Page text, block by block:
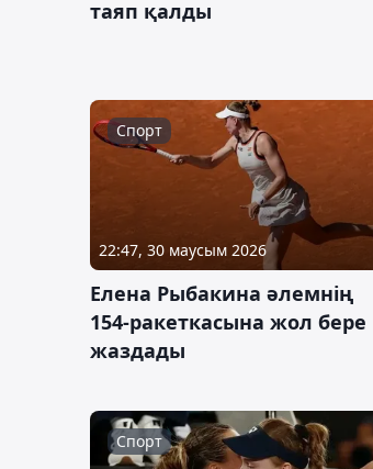
таяп қалды
Спорт
22:47, 30 маусым 2026
Елена Рыбакина әлемнің
154-ракеткасына жол бере
жаздады
Спорт